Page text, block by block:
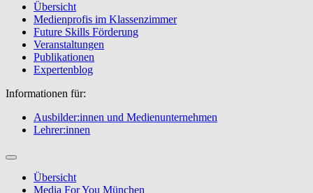
Übersicht
Medienprofis im Klassenzimmer
Future Skills Förderung
Veranstaltungen
Publikationen
Expertenblog
Informationen für:
Ausbilder:innen und Medienunternehmen
Lehrer:innen
Übersicht
Media For You München